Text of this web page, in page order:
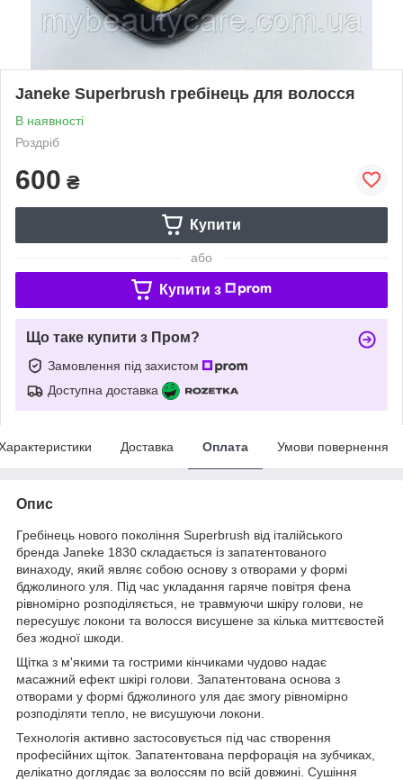
Janeke Superbrush гребінець для волосся
В наявності
Роздріб
600 ₴
Купити
або
Купити з
Що таке купити з Пром?
Замовлення під захистом
Доступна доставка
Доставка Оплата Умови повернення
Опис
Гребінець нового покоління Superbrush від італійського
бренда Janeke 1830 складається із запатентованого
винаходу, який являє собою основу з отворами у формі
бджолиного уля. Під час укладання гаряче повітря фена
рівномірно розподіляється, не травмуючи шкіру голови, не
пересушує локони та волосся висушене за кілька миттєвостей
без жодної шкоди.
Щітка з м'якими та гострими кінчиками чудово надає
масажний ефект шкірі голови. Запатентована основа з
отворами у формі бджолиного уля дає змогу рівномірно
розподіляти тепло, не висушуючи локони.
Технологія активно застосовується під час створення
професійних щіток. Запатентована перфорація на зубчиках,
делікатно доглядає за волоссям по всій довжині. Сушіння